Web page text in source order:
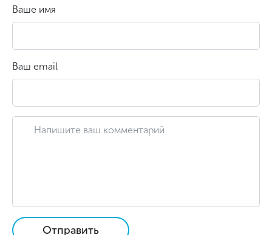
Ваше имя
Ваш email
Отправить